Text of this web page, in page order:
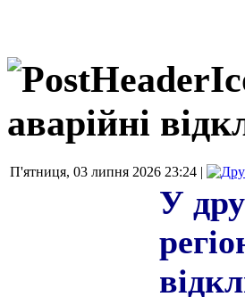
аварійні
П'ятниця, 03 липня 2026 23:24 |
У